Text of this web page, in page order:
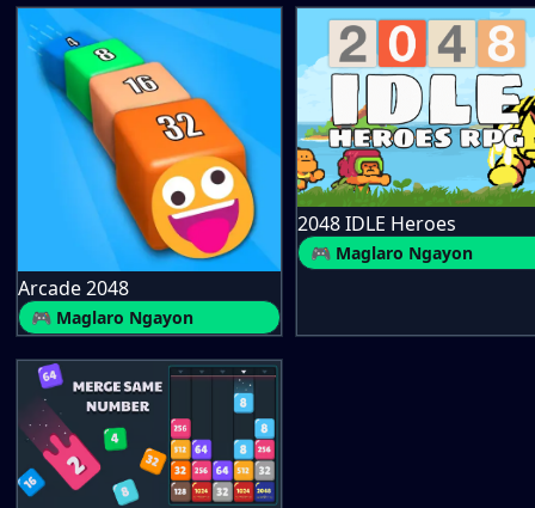
Arcade 2048
🎮 Maglaro Ngayon
2048 IDLE Heroes
🎮 Maglaro Ngayon